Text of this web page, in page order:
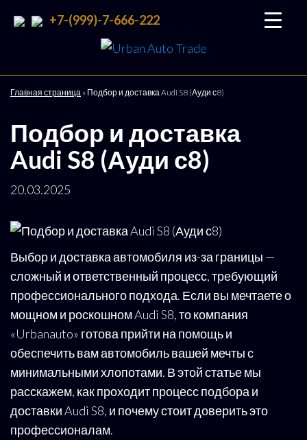
+7-(999)-7-666-222
Trade
всего
Главная страница » Подбор и доставка Audi S8 (Ауди с8)
Подбор и доставка
Audi S8 (Ауди с8)
20.03.2025
Выбор и доставка автомобиля из-за границы —
сложный и ответственный процесс, требующий
профессионального подхода. Если вы мечтаете о
мощном и роскошном Audi S8, то компания
«Urbanauto» готова прийти на помощь и
обеспечить вам автомобиль вашей мечты с
минимальными хлопотами. В этой статье мы
расскажем, как проходит процесс подбора и
доставки Audi S8, и почему стоит доверить это
профессионалам.